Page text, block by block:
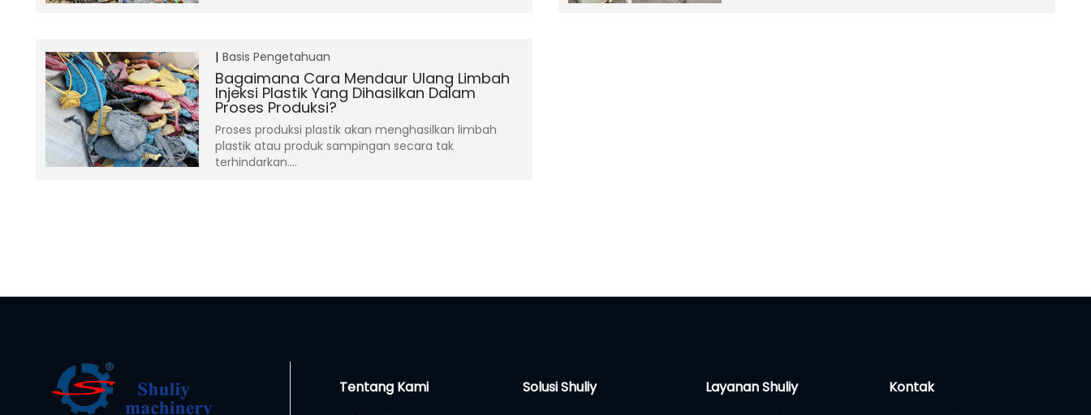
Basis Pengetahuan
Bagaimana Cara Mendaur Ulang Limbah
Injeksi Plastik Yang Dihasilkan Dalam
Proses Produksi?
Proses produksi plastik akan menghasilkan limbah
plastik atau produk sampingan secara tak
terhindarkan.…
Tentang Kami Solusi Shuliy Layanan Shuliy Kontak